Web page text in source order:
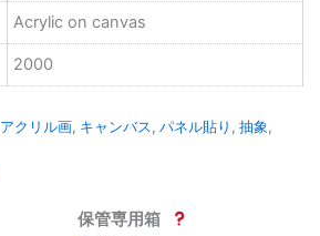
Acrylic on canvas
2000
アクリル画, キャンバス, パネル貼り , 抽象,
保管専用箱